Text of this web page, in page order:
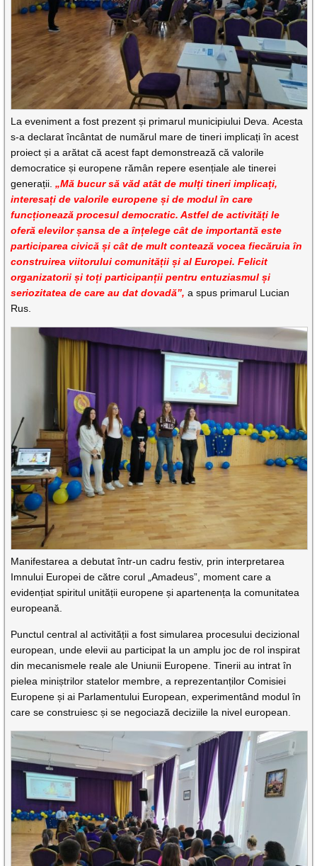
La eveniment a fost prezent și primarul municipiului Deva. Acesta
s-a declarat încântat de numărul mare de tineri implicați în acest
proiect și a arătat că acest fapt demonstrează că valorile
democratice și europene rămân repere esențiale ale tinerei
generații. „Mă bucur să văd atât de mulți tineri implicați,
interesați de valorile europene și de modul în care
funcționează procesul democratic. Astfel de activități le
oferă elevilor șansa de a înțelege cât de importantă este
participarea civică și cât de mult contează vocea fiecăruia în
construirea viitorului comunității și al Europei. Felicit
organizatorii și toți participanții pentru entuziasmul și
seriozitatea de care au dat dovadă”, a spus primarul Lucian
Rus.
Manifestarea a debutat într-un cadru festiv, prin interpretarea
Imnului Europei de către corul „Amadeus”, moment care a
evidențiat spiritul unității europene și apartenența la comunitatea
europeană.
Punctul central al activității a fost simularea procesului decizional
european, unde elevii au participat la un amplu joc de rol inspirat
din mecanismele reale ale Uniunii Europene. Tinerii au intrat în
pielea miniștrilor statelor membre, a reprezentanților Comisiei
Europene și ai Parlamentului European, experimentând modul în
care se construiesc și se negociază deciziile la nivel european.